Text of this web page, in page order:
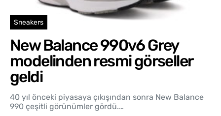
Sneakers
New Balance 990v6 Grey
modelinden resmi görseller
geldi
40 yıl önceki piyasaya çıkışından sonra New Balance
990 çeşitli görünümler gördü.…